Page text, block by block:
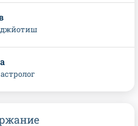
джйотиш